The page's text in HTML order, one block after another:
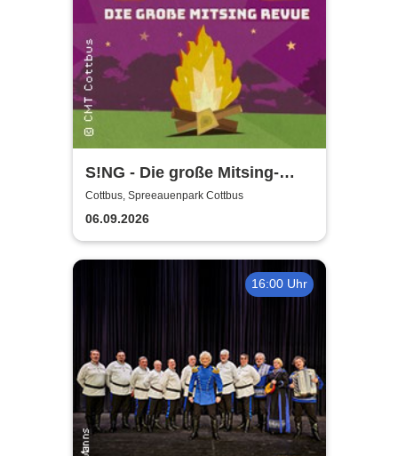
S!NG - Die große Mitsing-
Revue
Cottbus, Spreeauenpark Cottbus
06.09.2026
16:00 Uhr